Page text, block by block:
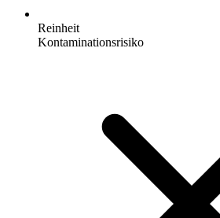
Reinheit
Kontaminationsrisiko